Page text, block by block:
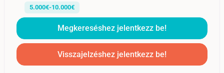
5.000€-10.000€
Megkereséshez jelentkezz be!
Visszajelzéshez jelentkezz be!